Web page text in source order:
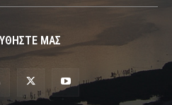
ΜΑΣ